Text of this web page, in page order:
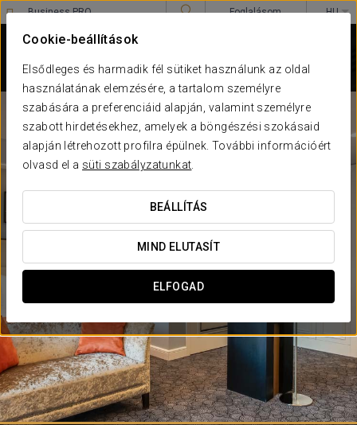
Cookie-beállítások
Elsődleges és harmadik fél sütiket használunk az oldal
használatának elemzésére, a tartalom személyre
szabására a preferenciáid alapján, valamint személyre
szabott hirdetésekhez, amelyek a böngészési szokásaid
alapján létrehozott profilra épülnek. További információért
olvasd el a süti szabályzatunkat
BEÁLLÍTÁS
MIND ELUTASÍT
ELFOGAD
Business PRO
Foglalásom HU
****
BUDAPEST
Budapest